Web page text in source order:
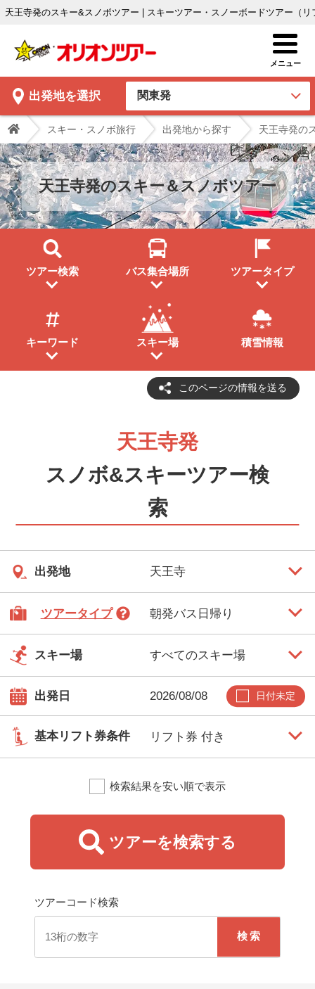
天王寺発のスキー&スノボツアー | スキーツアー・スノーボードツアー（
出発地を選択
スキー・スノボ旅行 出発地から探す 天王寺発の
天王寺発のスキー＆スノボツアー
ツアー検索 バス集合場所 ツアータイプ
キーワード スキー場 積雪情報
このページの情報を送る
天王寺発
スノボ&スキーツアー検
索
出発地
ツアータイプ
早朝バス集合場所を出発して、当日中に帰着するツアー
です。出発前日まで申込可能です。
朝発バス（宿泊）
るツアーです。初日はお昼頃にスキー場に到着します。
夜発バス（日帰り）
夜出発するバスに乗って、早朝スキー場に到着し、当日
スキー場
出発日 日付未定
基本リフト券条件
検索結果を安い順で表示
ツアーを検索する
ツアーコード検索
検索